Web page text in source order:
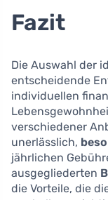
Fazit
Die Auswahl der
entscheidende
individuellen
verschiedener
unerlässlich,
jährlichen
ausgegliederten
die Vorteile, die